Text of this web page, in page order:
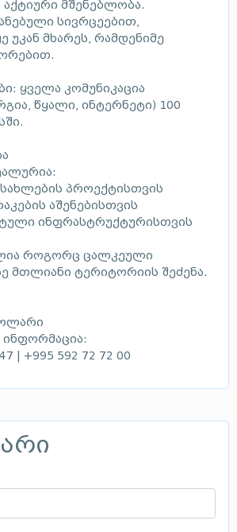
მშენებლობა.
სივრცეებით,
უკან მხარეს, რამდენიმე
ყველა კომუნიკაცია
წყალი, ინტერნეტი) 100
პროექტისთვის
აშენებისთვის
ინფრასტრუქტურისთვის
როგორც ცალკეული
მთლიანი ტერიტორიის შეძენა.
ინფორმაცია:
| ‪‪+995 592 72 72 00‬‬